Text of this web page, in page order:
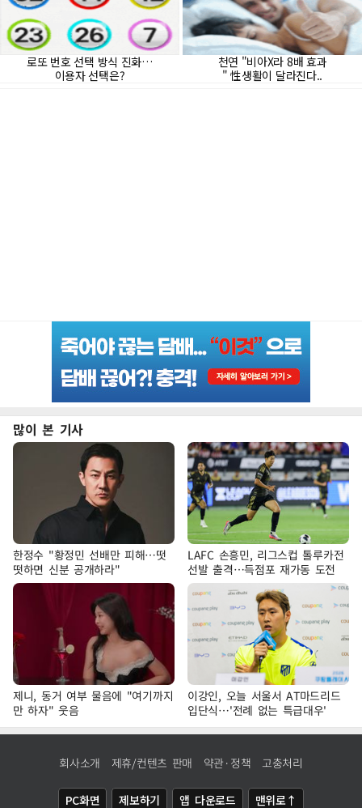
많이 본 기사
한정수 "황정민 선배만 피해…떳
떳하면 신분 공개하라"
LAFC 손흥민, 리그스컵 톨루카전
선발 출격…득점포 재가동 도전
제니, 동거 여부 물음에 "여기까지
만 하자" 웃음
이강인, 오늘 서울서 AT마드리드
입단식…'전례 없는 특급대우'
회사소개 제휴/컨텐츠 판매 약관·정책 고충처리
PC화면 제보하기 앱 다운로드 맨위로↑